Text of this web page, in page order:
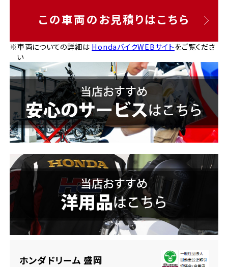
この車両のお見積りはこちら
※車両についての詳細は HondaバイクWEBサイトをご覧くださ
い
ホンダドリーム 盛岡
ホンダドリーム 横浜緑
千葉県
ホンダドリーム 船橋
ホンダドリーム 松戸
ホンダドリーム 蘇我
埼玉県
ホンダドリーム 神戸灘
ホンダドリーム 尼崎
ホンダドリーム 姫路
ホンダドリーム 西宮甲子園
奈良県
ホンダドリーム 奈良